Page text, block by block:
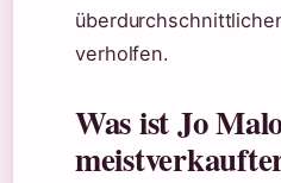
verholfen.
Was ist Jo